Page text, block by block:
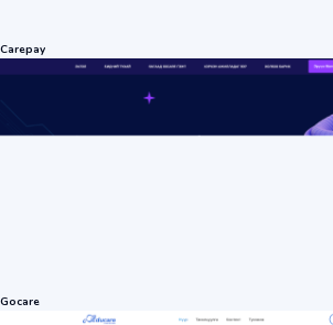
Carepay
Gocare